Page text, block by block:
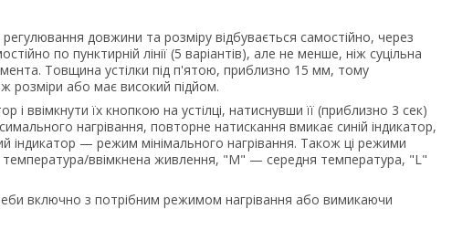
довжини та розміру відбувається самостійно, через
по пунктирній лінії (5 варіантів), але не менше, ніж суцільна
Товщина устілки під п'ятою, приблизно 15 мм, тому
ж розміри або має високий підйом.
ввімкнути їх кнопкою на устілці, натиснувши її (приблизно 3 сек)
нагрівання, повторне натискання вмикає синій індикатор,
індикатор — режим мінімального нагрівання. Також ці режими
ввімкнена живлення, "M" — середня температура, "L"
включно з потрібним режимом нагрівання або вимикаючи